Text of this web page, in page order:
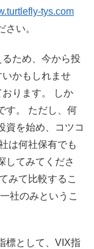
tys.com
い。
ため、今から投
かもしれませ
ります。 しか
す。 ただし、何
資を始め、コツコ
は何社保有でも
してみてくださ
みて比較するこ
社のみというこ
標として、VIX指